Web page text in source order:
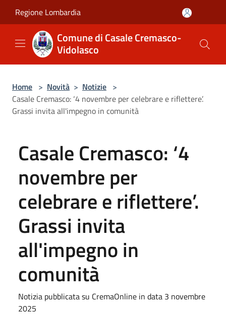
Regione Lombardia
Comune di Casale Cremasco-
Vidolasco
Home > Novità > Notizie >
Casale Cremasco: ‘4 novembre per celebrare e riflettere’.
Grassi invita all'impegno in comunità
Casale Cremasco: ‘4
novembre per
celebrare e riflettere’.
Grassi invita
all'impegno in
comunità
Notizia pubblicata su CremaOnline in data 3 novembre
2025